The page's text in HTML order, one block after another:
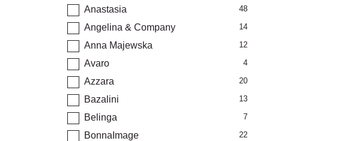
Anastasia 48
Angelina & Company 14
Anna Majewska 12
Avaro 4
Azzara 20
Bazalini 13
Belinga 7
BonnaImage 22